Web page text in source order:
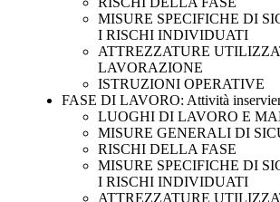
MISURE SPECIFICHE DI
I RISCHI INDIVIDUATI
ATTREZZATURE
LAVORAZIONE
ISTRUZIONI OPERATIVE
FASE DI LAVORO: Attività
LUOGHI DI LAVORO E
MISURE GENERALI DI
RISCHI DELLA FASE
MISURE SPECIFICHE DI
I RISCHI INDIVIDUATI
ATTREZZATURE